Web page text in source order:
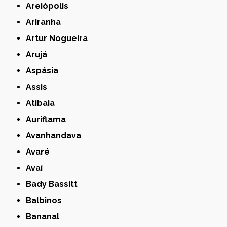
Areiópolis
Ariranha
Artur Nogueira
Arujá
Aspásia
Assis
Atibaia
Auriflama
Avanhandava
Avaré
Avaí
Bady Bassitt
Balbinos
Bananal